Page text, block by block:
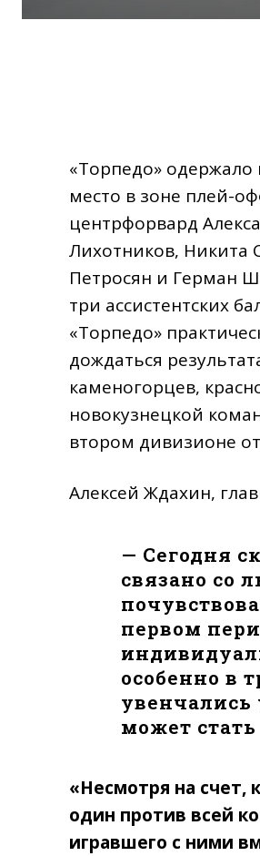
«Торпедо» одержало
место в зоне плей-
центрфорвард
Лихотников, Никита
Петросян и Герман
три ассистентских
«Торпедо»
дождаться
каменогорцев,
новокузнецкой
втором дивизионе
Алексей Ждахин,
— Сегодня
связано со
первом
особенно в
увенчались
может
«Несмотря на счет,
один против всей
игравшего с ними